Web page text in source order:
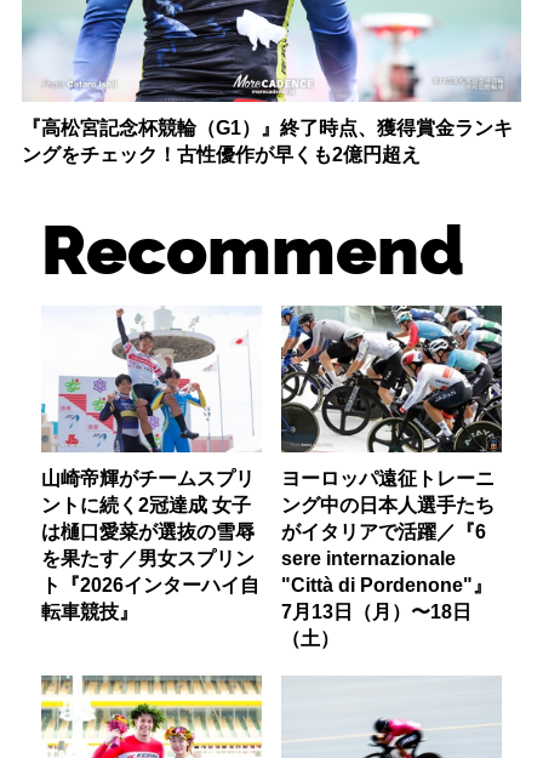
『高松宮記念杯競輪（G1）』終了時点、獲得賞金ランキ
ングをチェック！古性優作が早くも2億円超え
Recommend
山崎帝輝がチームスプリ
ントに続く2冠達成 女子
は樋口愛菜が選抜の雪辱
を果たす／男女スプリン
ト『2026インターハイ自
転車競技』
ヨーロッパ遠征トレーニ
ング中の日本人選手たち
がイタリアで活躍／『6
sere internazionale
"Città di Pordenone"』
7月13日（月）〜18日
（土）